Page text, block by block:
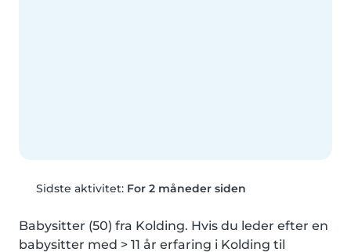
Sidste aktivitet: For 2 måneder siden
Babysitter (50) fra Kolding. Hvis du leder efter en
babysitter med > 11 år erfaring i Kolding til